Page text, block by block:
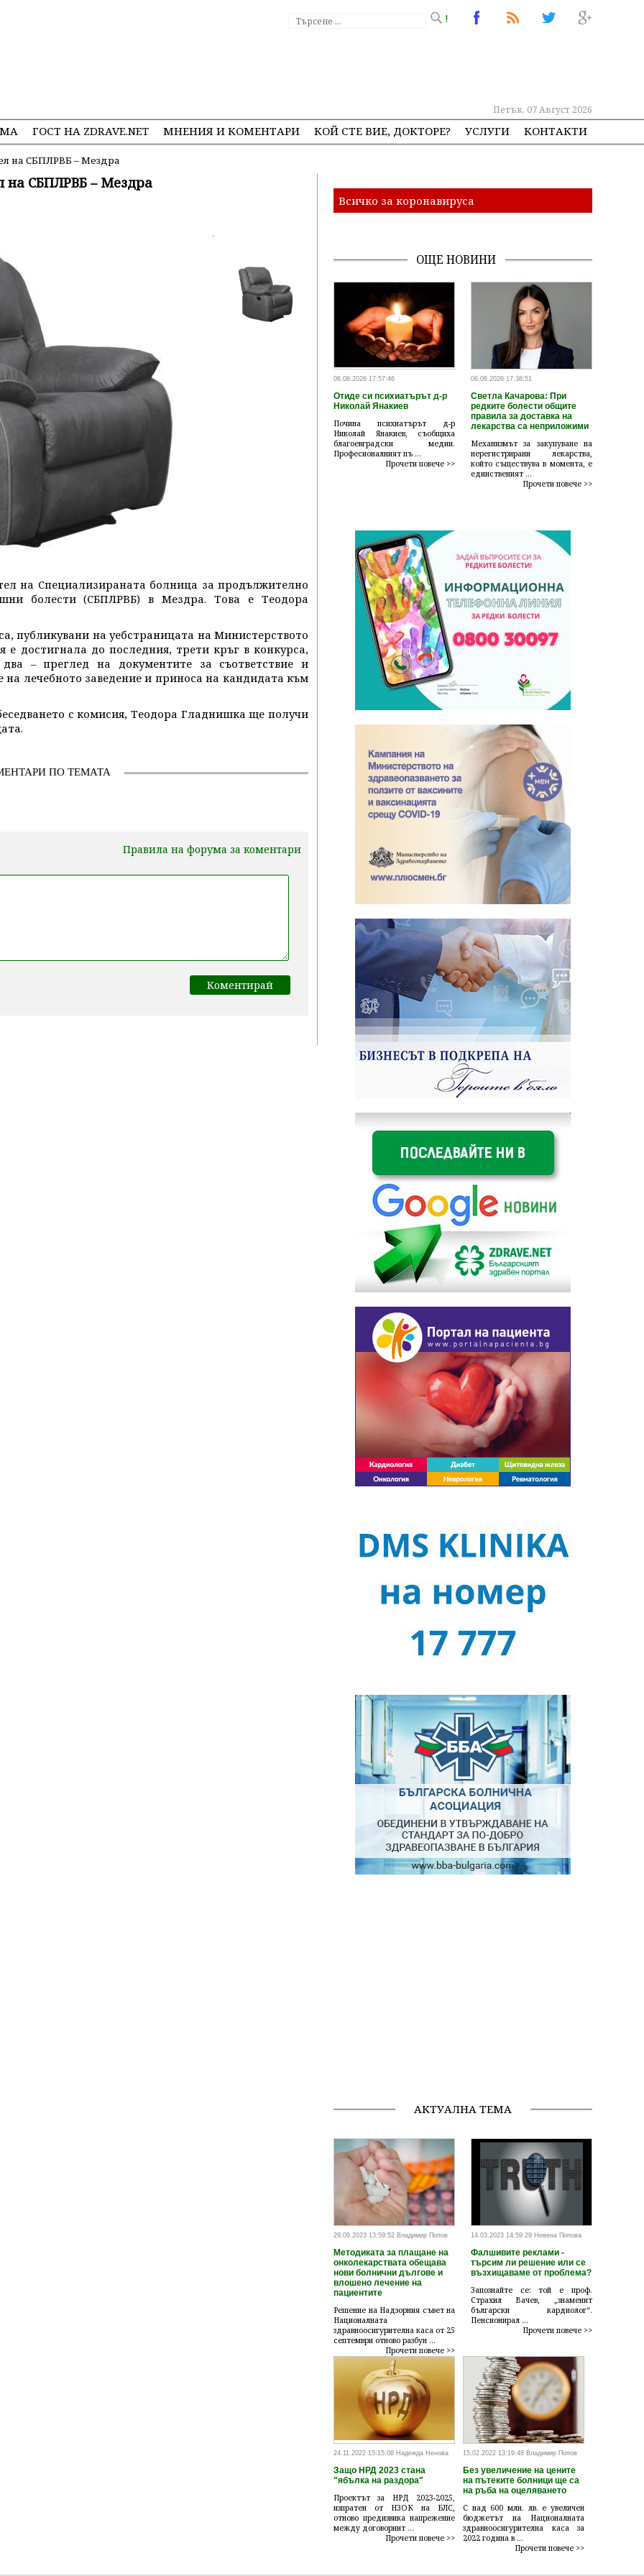
!
Петък, 07 Август 2026
ГОСТ НА ZDRAVE.NET МНЕНИЯ И КОМЕНТАРИ КОЙ СТЕ ВИЕ, ДОКТОРЕ? УСЛУГИ КОНТАКТИ
на СБПЛРВБ – Мездра
на СБПЛРВБ – Мездра
на Специализираната болница за продължително
болести (СБПЛРВБ) в Мездра. Това е Теодора
публикувани на уебстраницата на Министерството
е достигнала до последния, трети кръг в конкурса,
– преглед на документите за съответствие и
на лечебното заведение и приноса на кандидата към
с комисия, Теодора Гладнишка ще получи
ПО ТЕМАТА
Правила на форума за коментари
Всичко за коронавируса
ОЩЕ НОВИНИ
06.08.2026 17:57:46
Отиде си психиатърът д-р
Николай Янакиев
Почина психиатърът д-р
Николай Янакиев, съобщиха
благоевградски медии.
Професионалният пъ ...
Прочети повече >>
06.08.2026 17:38:51
Светла Качарова: При
редките болести общите
правила за доставка на
лекарства са неприложими
Механизмът за закупуване на
нерегистрирани лекарства,
който съществува в момента, е
единственият ...
Прочети повече >>
АКТУАЛНА ТЕМА
29.09.2023 13:59:52 Владимир Попов
Методиката за плащане на
онколекарствата обещава
нови болнични дългове и
влошено лечение на
пациентите
Решение на Надзорния съвет на
Националната
здравноосигурителна каса от 25
септември отново разбун ...
Прочети повече >>
14.03.2023 14:59:29 Невена Попова
Фалшивите реклами -
търсим ли решение или се
възхищаваме от проблема?
Запознайте се: той е проф.
Страхил Вачев, „знаменит
български кардиолог“.
Пенсионирал ...
Прочети повече >>
24.11.2022 15:15:08 Надежда Ненова
Защо НРД 2023 стана
"ябълка на раздора"
Проектът за НРД 2023-2025,
изпратен от НЗОК на БЛС,
отново предизвика напрежение
между договорнит ...
Прочети повече >>
15.02.2022 13:19:48 Владимир Попов
Без увеличение на цените
на пътеките болници ще са
на ръба на оцеляването
С над 600 млн. лв. е увеличен
бюджетът на Националната
здравноосигурителна каса за
2022 година в ...
Прочети повече >>